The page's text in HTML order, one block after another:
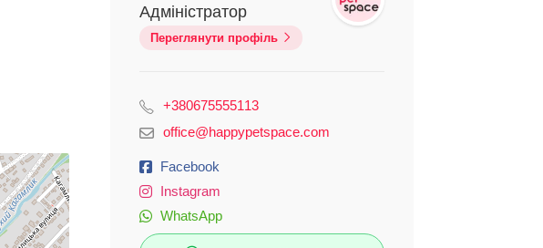
Адміністратор
Переглянути профіль
+380675555113
office@happypetspace.com
Facebook
Instagram
WhatsApp